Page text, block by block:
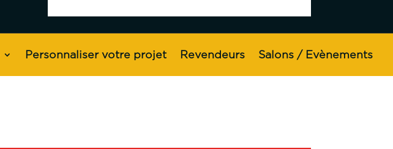
Personnaliser votre projet Revendeurs Salons / Evènements